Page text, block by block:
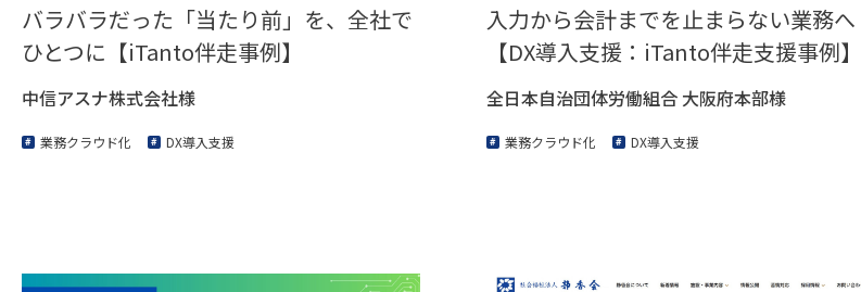
バラバラだった「当たり前」を、全社で
ひとつに【iTanto伴走事例】
中信アスナ株式会社様
業務クラウド化 DX導入支援
入力から会計までを止まらない業務へ
【DX導入支援：iTanto伴走支援事例】
全日本自治団体労働組合 大阪府本部様
業務クラウド化 DX導入支援